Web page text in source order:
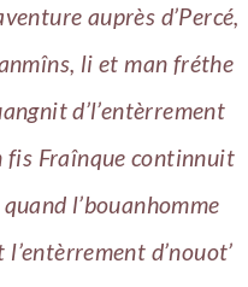
auprès d’Percé,
li et man fréthe
d’l’entèrrement
fis Fraînque continnuit
l’bouanhomme
d’nouot’